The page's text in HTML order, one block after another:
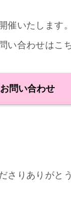
催いたします。
い合わせはこ
お問い合わせ
さりありがと